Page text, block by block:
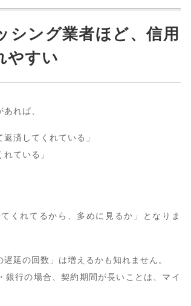
シング業者ほど、信用
やすい
れば、
済してくれている」
ている」
くれてるから、多めに見るか」となりま
延の回数」は増えるかも知れません。
行の場合、契約期間が長いことは、マイ